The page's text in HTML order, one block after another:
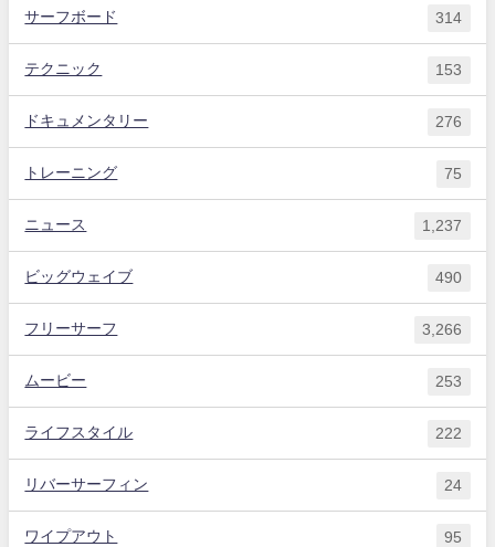
サーフボード 314
テクニック 153
ドキュメンタリー 276
トレーニング 75
ニュース 1,237
ビッグウェイブ 490
フリーサーフ 3,266
ムービー 253
ライフスタイル 222
リバーサーフィン 24
ワイプアウト 95